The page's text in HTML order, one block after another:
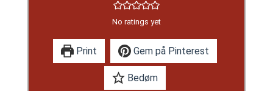
No ratings yet
Print Gem på Pinterest
Bedøm